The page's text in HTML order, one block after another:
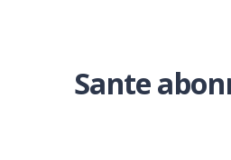
Sante